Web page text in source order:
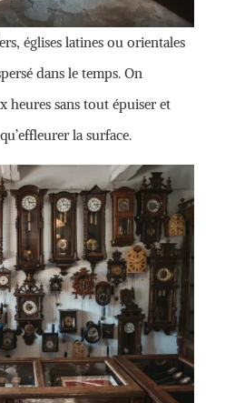
églises latines ou orientales
dans le temps. On
sans tout épuiser et
la surface.